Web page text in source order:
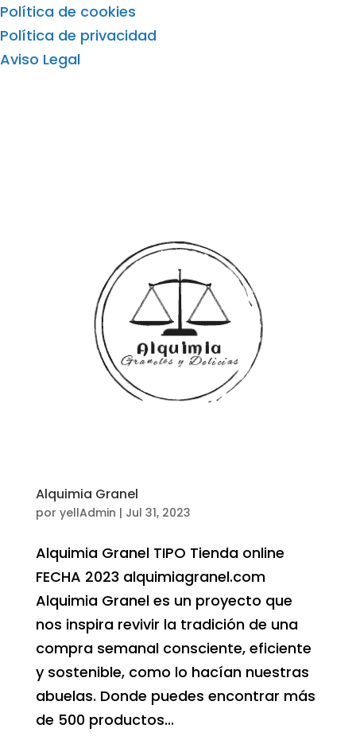
Política de cookies
Política de privacidad
Aviso Legal
Alquimia Granel
por yellAdmin | Jul 31, 2023
Alquimia Granel TIPO Tienda online
FECHA 2023 alquimiagranel.com
Alquimia Granel es un proyecto que
nos inspira revivir la tradición de una
compra semanal consciente, eficiente
y sostenible, como lo hacían nuestras
abuelas. Donde puedes encontrar más
de 500 productos...